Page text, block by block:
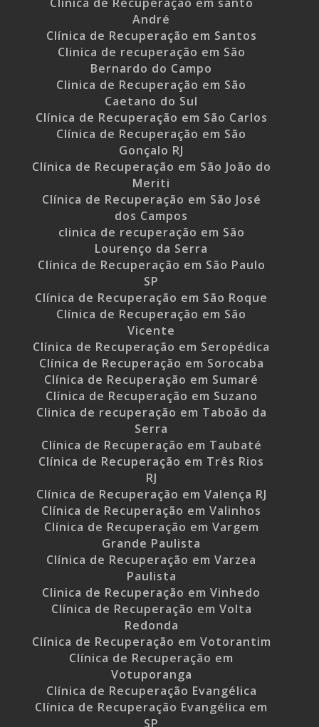
André
Clínica de Recuperação em Santos
Clinica de recuperação em São
Bernardo do Campo
Clinica de Recuperação em São
Caetano do Sul
Clínica de Recuperação em São Carlos
Clínica de Recuperação em São
Gonçalo RJ
Clínica de Recuperação em São João do
Meriti
Clínica de Recuperação em São José
dos Campos
clinica de recuperação em São
Lourenço da Serra
Clínica de Recuperação em São Paulo
SP
Clínica de Recuperação em São Roque
Clínica de Recuperação em São
Vicente
Clínica de Recuperação em Seropédica
Clínica de Recuperação em Sorocaba
Clínica de Recuperação em Sumaré
Clínica de Recuperação em Suzano
Clinica de recuperação em Taboão da
Serra
Clínica de Recuperação em Taubaté
Clínica de Recuperação em Três Rios
RJ
Clínica de Recuperação em Valença RJ
Clínica de Recuperação em Valinhos
Clínica de Recuperação em Vargem
Grande Paulista
Clínica de Recuperação em Varzea
Paulista
Clinica de Recuperação em Vinhedo
Clínica de Recuperação em Volta
Redonda
Clínica de Recuperação em Votorantim
Clínica de Recuperação em
Votuporanga
Clínica de Recuperação Evangélica
Clínica de Recuperação Evangélica em
SP